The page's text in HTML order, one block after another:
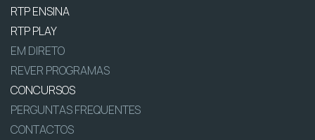
RTP ENSINA
RTP PLAY
EM DIRETO
REVER PROGRAMAS
CONCURSOS
PERGUNTAS FREQUENTES
CONTACTOS